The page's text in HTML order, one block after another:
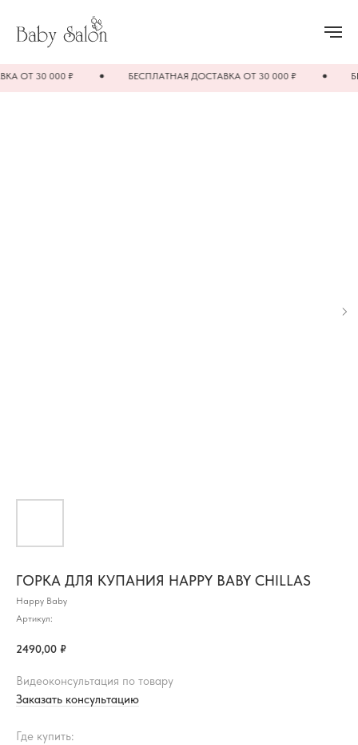
30 000 ₽ БЕСПЛАТНАЯ ДОСТАВКА ОТ 30 000 ₽
ГОРКА ДЛЯ КУПАНИЯ HAPPY BABY CHILLAS
Happy Baby
Артикул:
2490,00 ₽
Видеоконсультация по товару
Заказать консультацию
Где купить: